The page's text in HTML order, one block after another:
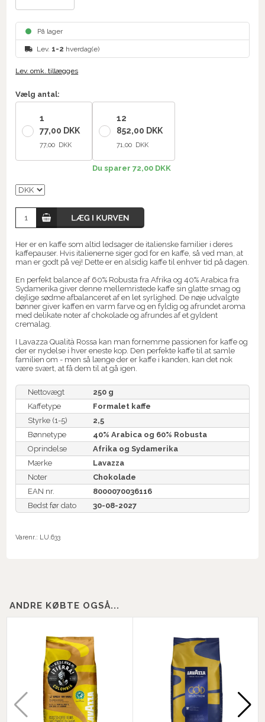
På lager
Lev. 1-2 hverdag(e)
Lev. omk. tillægges
Vælg antal:
1
77,00 DKK
77,00 DKK
12
852,00 DKK
71,00 DKK
Du sparer 72,00 DKK
Her er en kaffe som altid ledsager de italienske familier i deres
kaffepauser. Hvis italienerne siger god for en kaffe, så ved man, at
man er godt på vej! Dette er en alsidig kaffe til enhver tid på dagen.
En perfekt balance af 60% Robusta fra Afrika og 40% Arabica fra
Sydamerika giver denne mellemristede kaffe sin glatte smag og
dejlige sødme afbalanceret af en let syrlighed. De nøje udvalgte
bønner giver kaffen en varm farve og en fyldig og afrundet aroma
med delikate noter af chokolade og afrundes af et gyldent
cremalag.
I Lavazza Qualità Rossa kan man fornemme passionen for kaffe og
der er nydelse i hver eneste kop. Den perfekte kaffe til at samle
familien om - men så længe der er kaffe i kanden, kan det nok
være svært, at få dem til at gå igen.
Nettovægt
250 g
Kaffetype
Formalet kaffe
Styrke (1-5)
2,5
Bønnetype
40% Arabica og 60% Robusta
Oprindelse
Afrika og Sydamerika
Mærke
Lavazza
Noter
Chokolade
EAN nr.
8000070036116
Bedst før dato
30-08-2027
Varenr.: LU.633
ANDRE KØBTE OGSÅ...